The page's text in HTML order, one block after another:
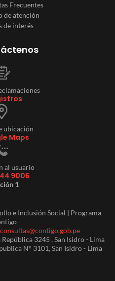
Frecuentes
de atención
de interés
ubicación
Maps
al usuario
9006
1
e Inclusión Social | Programa
consultas@contigo.gob.pe
República 3245 , San Isidro - Lima
N° 3101, San Isidro - Lima